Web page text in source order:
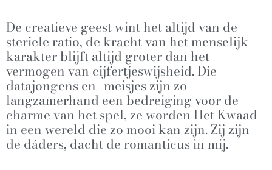
De creatieve geest wint het altijd van de
steriele ratio, de kracht van het menselijk
karakter blijft altijd groter dan het
vermogen van cijfertjeswijsheid. Die
datajongens en -meisjes zijn zo
langzamerhand een bedreiging voor de
charme van het spel, ze worden Het Kwaad
in een wereld die zo mooi kan zijn. Zij zijn
de dáders, dacht de romanticus in mij.